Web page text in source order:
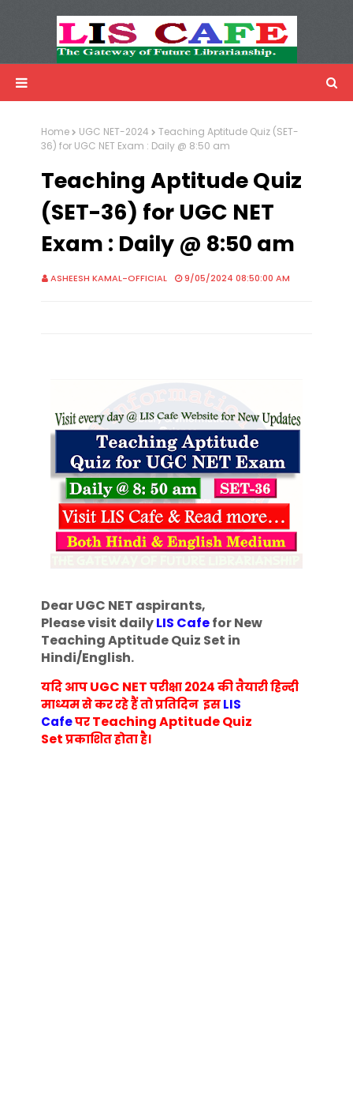
Advertisemnet
Home UGC NET-2024
Teaching Aptitude Quiz (SET-
36) for UGC NET Exam : Daily @ 8:50 am
Teaching Aptitude Quiz
(SET-36) for UGC NET
Exam : Daily @ 8:50 am
ASHEESH KAMAL-OFFICIAL 9/05/2024 08:50:00 AM
Dear UGC NET aspirants,
Please visit dailyLIS Cafefor New
Teaching Aptitude Quiz Set in
Hindi/English.
यदि आपUGC NETपरीक्षा 2024 की तैयारी हिन्दी
माध्यम से कर रहे हैं तो प्रतिदिन इसLIS
CafeपरTeaching Aptitude Quiz
Setप्रकाशित होता है।